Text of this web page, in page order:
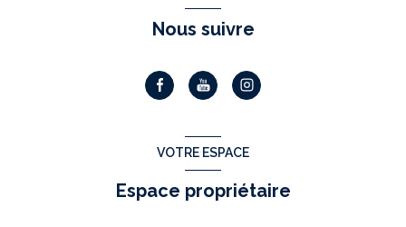
Nous suivre
VOTRE ESPACE
Espace propriétaire